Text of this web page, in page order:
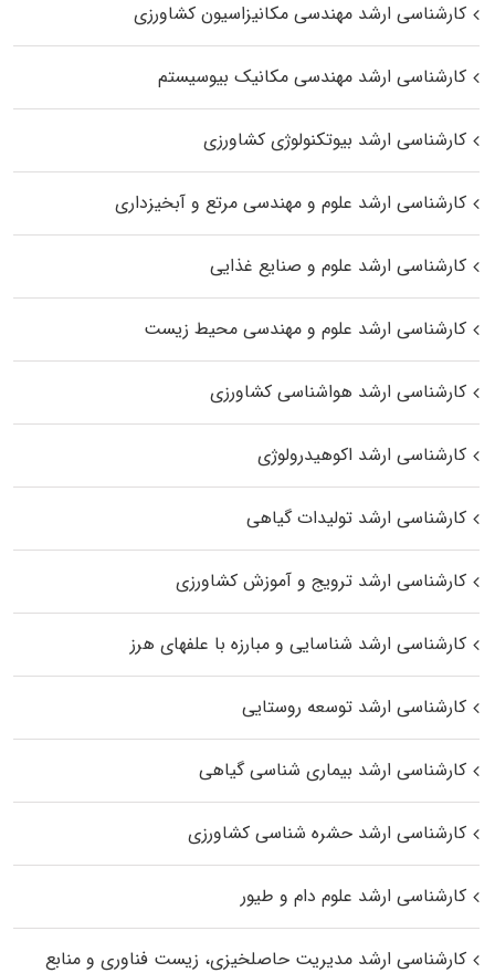
کارشناسی ارشد مهندسی مکانیزاسیون کشاورزی
کارشناسی ارشد مهندسی مکانیک بیوسیستم
کارشناسی ارشد بیوتکنولوژی کشاورزی
کارشناسی ارشد علوم و مهندسی مرتع و آبخیزداری
کارشناسی ارشد علوم و صنایع غذایی
کارشناسی ارشد علوم و مهندسی محیط زیست
کارشناسی ارشد هواشناسی کشاورزی
کارشناسی ارشد اکوهیدرولوژی
کارشناسی ارشد تولیدات گیاهی
کارشناسی ارشد ترویج و آموزش کشاورزی
کارشناسی ارشد شناسایی و مبارزه با علفهای هرز
کارشناسی ارشد توسعه روستایی
کارشناسی ارشد بیماری‌ شناسی گیاهی
کارشناسی ارشد حشره‌ شناسی کشاورزی
کارشناسی ارشد علوم دام و طیور
کارشناسی ارشد مدیریت حاصلخیزی، زیست فناوری و منابع